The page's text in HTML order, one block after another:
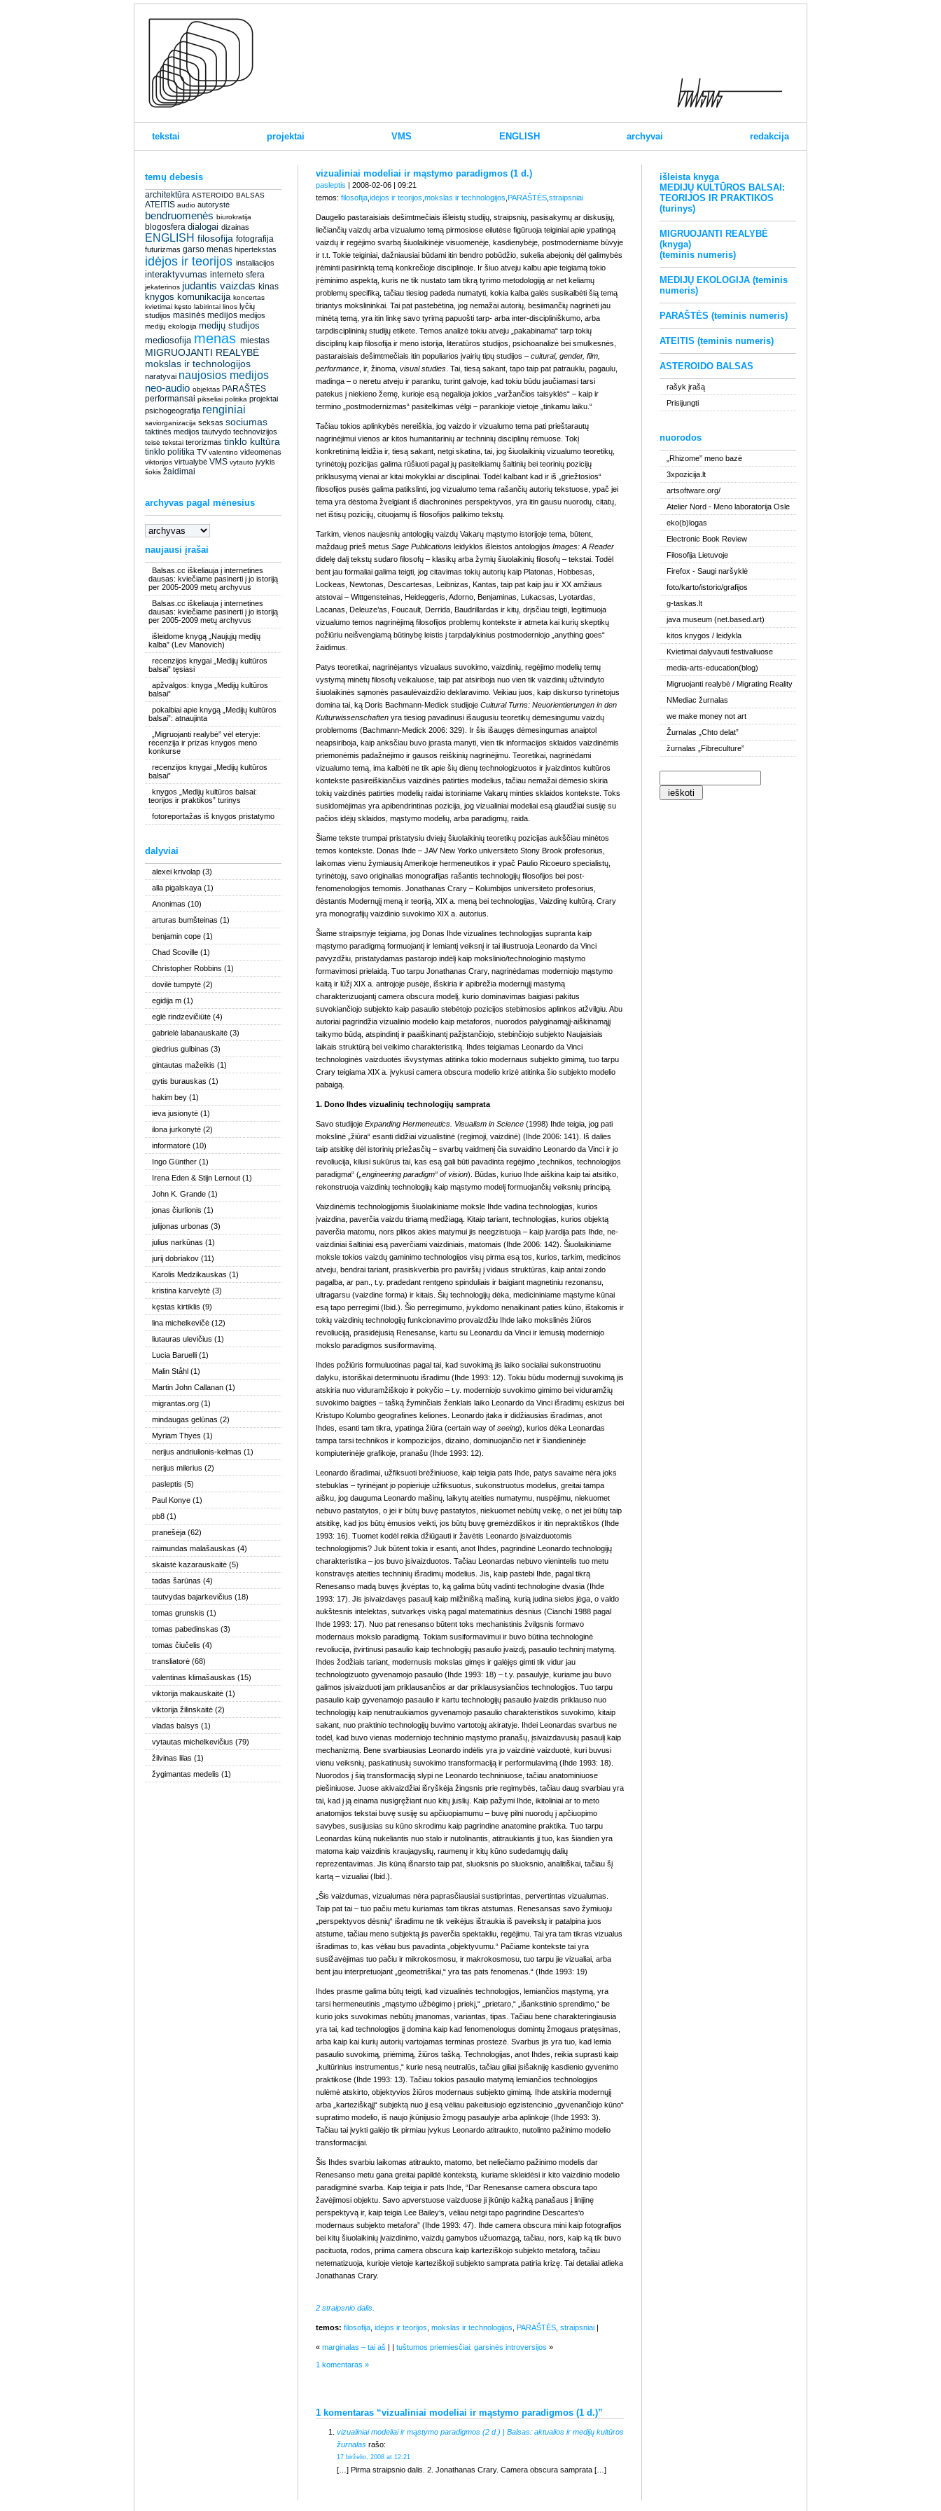
tekstai projektai VMS ENGLISH archyvai redakcija
temų debesis
architektūra ASTEROIDO BALSAS
ATEITIS audio autorystė
bendruomenės biurokratija
blogosfera dialogai dizainas
ENGLISH filosofija fotografija
futurizmas garso menas hipertekstas
idėjos ir teorijos instaliacijos
interaktyvumas interneto sfera
jekaterinos judantis vaizdas kinas
knygos komunikacija koncertas
kvietimai kęsto labirintai linos lyčių
studijos masinės medijos medijos
medijų ekologija medijų studijos
mediosofija menas miestas
MIGRUOJANTI REALYBĖ
mokslas ir technologijos
naratyvai naujosios medijos
neo-audio objektas PARAŠTĖS
performansai pikseliai politika projektai
psichogeografija renginiai
saviorganizacija seksas sociumas
taktinės medijos tautvydo technovizijos
teisė tekstai terorizmas tinklo kultūra
tinklo politika TV valentino videomenas
viktorijos virtualybė VMS vytauto įvykis
šokis žaidimai
archyvas pagal mėnesius
naujausi įrašai
Balsas.cc iškeliauja į internetines
dausas: kviečiame pasinerti į jo istoriją
per 2005-2009 metų archyvus
Balsas.cc iškeliauja į internetines
dausas: kviečiame pasinerti į jo istoriją
per 2005-2009 metų archyvus
išleidome knygą „Naujųjų medijų
kalba” (Lev Manovich)
recenzijos knygai „Medijų kultūros
balsai” tęsiasi
apžvalgos: knyga „Medijų kultūros
balsai”
pokalbiai apie knygą „Medijų kultūros
balsai”: atnaujinta
„Migruojanti realybė” vėl eteryje:
recenzija ir prizas knygos meno
konkurse
recenzijos knygai „Medijų kultūros
balsai”
knygos „Medijų kultūros balsai:
teorijos ir praktikos” turinys
fotoreportažas iš knygos pristatymo
dalyviai
alexei krivolap (3)
alla pigalskaya (1)
Anonimas (10)
arturas bumšteinas (1)
benjamin cope (1)
Chad Scoville (1)
Christopher Robbins (1)
dovilė tumpytė (2)
egidija m (1)
eglė rindzevičiūtė (4)
gabrielė labanauskaitė (3)
giedrius gulbinas (3)
gintautas mažeikis (1)
gytis burauskas (1)
hakim bey (1)
ieva jusionytė (1)
ilona jurkonytė (2)
informatorė (10)
Ingo Günther (1)
Irena Eden & Stijn Lernout (1)
John K. Grande (1)
jonas čiurlionis (1)
julijonas urbonas (3)
julius narkūnas (1)
jurij dobriakov (11)
Karolis Medzikauskas (1)
kristina karvelytė (3)
kęstas kirtiklis (9)
lina michelkevičė (12)
liutauras ulevičius (1)
Lucia Baruelli (1)
Malin Ståhl (1)
Martin John Callanan (1)
migrantas.org (1)
mindaugas gelūnas (2)
Myriam Thyes (1)
nerijus andriulionis-kelmas (1)
nerijus milerius (2)
pasleptis (5)
Paul Konye (1)
pb8 (1)
pranešėja (62)
raimundas malašauskas (4)
skaistė kazarauskaitė (5)
tadas šarūnas (4)
tautvydas bajarkevičius (18)
tomas grunskis (1)
tomas pabedinskas (3)
tomas čiučelis (4)
transliatorė (68)
valentinas klimašauskas (15)
viktorija makauskaitė (1)
viktorija žilinskaitė (2)
vladas balsys (1)
vytautas michelkevičius (79)
žilvinas lilas (1)
žygimantas medelis (1)
išleista knyga
MEDIJŲ KULTŪROS BALSAI:
TEORIJOS IR PRAKTIKOS
(turinys)
MIGRUOJANTI REALYBĖ
(knyga)
(teminis numeris)
MEDIJŲ EKOLOGIJA (teminis
numeris)
PARAŠTĖS (teminis numeris)
ATEITIS (teminis numeris)
ASTEROIDO BALSAS
rašyk įrašą
Prisijungti
nuorodos
„Rhizome” meno bazė
3xpozicija.lt
artsoftware.org/
Atelier Nord - Meno laboratorija Osle
eko(b)logas
Electronic Book Review
Filosofija Lietuvoje
Firefox - Saugi naršyklė
foto/karto/istorio/grafijos
g-taskas.lt
java museum (net.based.art)
kitos knygos / leidykla
Kvietimai dalyvauti festivaliuose
media-arts-education(blog)
Migruojanti realybė / Migrating Reality
NMediac žurnalas
we make money not art
Žurnalas „Chto delat”
žurnalas „Fibreculture”
vizualiniai modeliai ir mąstymo paradigmos (1 d.)
pasleptis | 2008-02-06 | 09:21
temos: filosofija idėjos ir teorijos mokslas ir technologijos PARAŠTĖS straipsniai
Daugelio pastaraisiais dešimtmečiais išleistų studijų, straipsnių, pasisakymų ar diskusijų,
liečiančių vaizdų arba vizualumo temą pirmosiose eilutėse figūruoja teiginiai apie ypatingą
vaizdų ir regėjimo svarbą šiuolaikinėje visuomenėje, kasdienybėje, postmoderniame būvyje
ir t.t. Tokie teiginiai, dažniausiai būdami itin bendro pobūdžio, sukelia abejonių dėl galimybės
įrėminti pasirinktą temą konkrečioje disciplinoje. Ir šiuo atveju kalbu apie teigiamą tokio
įrėminimo aspektą, kuris ne tik nustato tam tikrą tyrimo metodologiją ar net keliamų
problemų specifiką, tačiau tiesiog padeda numatyti, kokia kalba galės susikalbėti šią temą
tiriantys mokslininkai. Tai pat pastebėtina, jog nemažai autorių, besiimančių nagrinėti jau
minėtą temą, yra itin linkę savo tyrimą papuošti tarp- arba inter-discipliniškumo, arba
tarpdisciplininių studijų etikete. Temos analizė tokiu atveju „pakabinama“ tarp tokių
disciplinų kaip filosofija ir meno istorija, literatūros studijos, psichoanalizė bei smulkesnės,
pastaraisiais dešimtmečiais itin populiarios įvairių tipų studijos – cultural, gender, film,
performance , ir, žinoma, visual studies . Tai, tiesą sakant, tapo taip pat patrauklu, pagaulu,
madinga – o neretu atveju ir paranku, turint galvoje, kad tokiu būdu jaučiamasi tarsi
patekus į niekieno žemę, kurioje esą negalioja jokios „varžančios taisyklės“ – kaip ir
termino „postmodernizmas“ pasitelkimas vėlgi – parankioje vietoje „tinkamu laiku.“
Tačiau tokios aplinkybės nereiškia, jog vaizdo ir vizualumo tema pati prieštarautų
nagrinėjimui vienos ar kitos humanitarinių ar techninių disciplinų rėmuose. Tokį
konkretinimą leidžia ir, tiesą sakant, netgi skatina, tai, jog šiuolaikinių vizualumo teoretikų,
tyrinėtojų pozicijas galima rūšiuoti pagal jų pasitelkiamų šaltinių bei teorinių pozicijų
priklausymą vienai ar kitai mokyklai ar disciplinai. Todėl kalbant kad ir iš „griežtosios“
filosofijos pusės galima patikslinti, jog vizualumo tema rašančių autorių tekstuose, ypač jei
tema yra dėstoma žvelgiant iš diachroninės perspektyvos, yra itin gausu nuorodų, citatų,
net ištisų pozicijų, cituojamų iš filosofijos palikimo tekstų.
Tarkim, vienos naujesnių antologijų vaizdų Vakarų mąstymo istorijoje tema, būtent,
maždaug prieš metus Sage Publications leidyklos išleistos antologijos Images: A Reader
didelę dalį tekstų sudaro filosofų – klasikų arba žymių šiuolaikinių filosofų – tekstai. Todėl
bent jau formaliai galima teigti, jog citavimas tokių autorių kaip Platonas, Hobbesas,
Lockeas, Newtonas, Descartesas, Leibnizas, Kantas, taip pat kaip jau ir XX amžiaus
atstovai – Wittgensteinas, Heideggeris, Adorno, Benjaminas, Lukacsas, Lyotardas,
Lacanas, Deleuze’as, Foucault, Derrida, Baudrillardas ir kitų, drįsčiau teigti, legitimuoja
vizualumo temos nagrinėjimą filosofijos problemų kontekste ir atmeta kai kurių skeptikų
požiūriu neišvengiamą būtinybę leistis į tarpdalykinius postmoderniojo „anything goes“
žaidimus.
Patys teoretikai, nagrinėjantys vizualaus suvokimo, vaizdinių, regėjimo modelių temų
vystymą minėtų filosofų veikaluose, taip pat atsiriboja nuo vien tik vaizdinių užtvindyto
šiuolaikinės sąmonės pasaulėvaizdžio deklaravimo. Veikiau juos, kaip diskurso tyrinėtojus
domina tai, ką Doris Bachmann-Medick studijoje Cultural Turns: Neuorientierungen in den
Kulturwissenschaften yra tiesiog pavadinusi išaugusiu teoretikų dėmesingumu vaizdų
problemoms (Bachmann-Medick 2006: 329). Ir šis išaugęs dėmesingumas anaiptol
neapsiriboja, kaip anksčiau buvo įprasta manyti, vien tik informacijos sklaidos vaizdinėmis
priemonėmis padažnėjimo ir gausos reiškinių nagrinėjimu. Teoretikai, nagrinėdami
vizualumo temą, ima kalbėti ne tik apie šių dienų technologizuotos ir įvaizdintos kultūros
kontekste pasireiškiančius vaizdinės patirties modelius, tačiau nemažai dėmesio skiria
tokių vaizdinės patirties modelių raidai istoriniame Vakarų minties sklaidos kontekste. Toks
susidomėjimas yra apibendrintinas pozicija, jog vizualiniai modeliai esą glaudžiai susiję su
pačios idėjų sklaidos, mąstymo modelių, arba paradigmų, raida.
Šiame tekste trumpai pristatysiu dviejų šiuolaikinių teoretikų pozicijas aukščiau minėtos
temos kontekste. Donas Ihde – JAV New Yorko universiteto Stony Brook profesorius,
laikomas vienu žymiausių Amerikoje hermeneutikos ir ypač Paulio Ricoeuro specialistų,
tyrinėtojų, savo originalias monografijas rašantis technologijų filosofijos bei post-
fenomenologijos temomis. Jonathanas Crary – Kolumbijos universiteto profesorius,
dėstantis Modernųjį meną ir teoriją, XIX a. meną bei technologijas, Vaizdinę kultūrą. Crary
yra monografijų vaizdinio suvokimo XIX a. autorius.
Šiame straipsnyje teigiama, jog Donas Ihde vizualines technologijas supranta kaip
mąstymo paradigmą formuojantį ir lemiantį veiksnį ir tai iliustruoja Leonardo da Vinci
pavyzdžiu, pristatydamas pastarojo indėlį kaip mokslinio/technologinio mąstymo
formavimosi prielaidą. Tuo tarpu Jonathanas Crary, nagrinėdamas moderniojo mąstymo
kaitą ir lūžį XIX a. antrojoje pusėje, išskiria ir apibrėžia modernųjį mastymą
charakterizuojantį camera obscura modelį, kurio dominavimas baigiasi pakitus
suvokiančiojo subjekto kaip pasaulio stebėtojo pozicijos stebimosios aplinkos atžvilgiu. Abu
autoriai pagrindžia vizualinio modelio kaip metaforos, nuorodos palyginamąjį-aiškinamąjį
taikymo būdą, atspindintį ir paaiškinantį pažįstančiojo, stebinčiojo subjekto Naujaisiais
laikais struktūrą bei veikimo charakteristiką. Ihdes teigiamas Leonardo da Vinci
technologinės vaizduotės išvystymas atitinka tokio modernaus subjekto gimimą, tuo tarpu
Crary teigiama XIX a. įvykusi camera obscura modelio krizė atitinka šio subjekto modelio
pabaigą.
1. Dono Ihdes vizualinių technologijų samprata
Savo studijoje Expanding Hermeneutics. Visualism in Science (1998) Ihde teigia, jog pati
mokslinė „žiūra“ esanti didžiai vizualistinė (regimoji, vaizdinė) (Ihde 2006: 141). Iš dalies
taip atsitikę dėl istorinių priežasčių – svarbų vaidmenį čia suvaidino Leonardo da Vinci ir jo
revoliucija, kilusi sukūrus tai, kas esą gali būti pavadinta regėjimo „technikos, technologijos
paradigma“ ( „engineering paradigm“ of vision). Būdas, kuriuo Ihde aiškina kaip tai atsitiko,
rekonstruoja vaizdinių technologijų kaip mąstymo modelį formuojančių veiksnių principą.
Vaizdinėmis technologijomis šiuolaikiniame moksle Ihde vadina technologijas, kurios
įvaizdina, paverčia vaizdu tiriamą medžiagą. Kitaip tariant, technologijas, kurios objektą
paverčia matomu, nors plikos akies matymui jis neegzistuoja – kaip įvardija pats Ihde, ne-
vaizdiniai šaltiniai esą paverčiami vaizdiniais, matomais (Ihde 2006: 142). Šiuolaikiniame
moksle tokios vaizdų gaminimo technologijos visų pirma esą tos, kurios, tarkim, medicinos
atveju, bendrai tariant, prasiskverbia pro paviršių į vidaus struktūras, kaip antai zondo
pagalba, ar pan., t.y. pradedant rentgeno spinduliais ir baigiant magnetiniu rezonansu,
ultragarsu (vaizdine forma) ir kitais. Šių technologijų dėka, medicininiame mąstyme kūnai
esą tapo perregimi (Ibid.). Šio perregimumo, įvykdomo nenaikinant paties kūno, ištakomis ir
tokių vaizdinių technologijų funkcionavimo provaizdžiu Ihde laiko mokslinės žiūros
revoliuciją, prasidėjusią Renesanse, kartu su Leonardu da Vinci ir lėmusią moderniojo
mokslo paradigmos susiformavimą.
Ihdes požiūris formuluotinas pagal tai, kad suvokimą jis laiko socialiai sukonstruotinu
dalyku, istoriškai determinuotu išradimu (Ihde 1993: 12). Tokiu būdu modernųjį suvokimą jis
atskiria nuo viduramžiškojo ir pokyčio – t.y. moderniojo suvokimo gimimo bei viduramžių
suvokimo baigties – tašką žyminčiais ženklais laiko Leonardo da Vinci išradimų eskizus bei
Kristupo Kolumbo geografines keliones. Leonardo įtaka ir didžiausias išradimas, anot
Ihdes, esanti tam tikra, ypatinga žiūra (certain way of seeing), kurios dėka Leonardas
tampa tarsi technikos ir kompozicijos, dizaino, dominuojančio net ir šiandieninėje
kompiuterinėje grafikoje, pranašu (Ihde 1993: 12).
Leonardo išradimai, užfiksuoti brėžiniuose, kaip teigia pats Ihde, patys savaime nėra joks
stebuklas – tyrinėjant jo popieriuje užfiksuotus, sukonstruotus modelius, greitai tampa
aišku, jog dauguma Leonardo mašinų, laikytų ateities numatymu, nuspėjimu, niekuomet
nebuvo pastatytos, o jei ir būtų buvę pastatytos, niekuomet nebūtų veikę, o net jei būtų taip
atsitikę, kad jos būtų ėmusios veikti, jos būtų buvę gremėzdiškos ir itin nepraktiškos (Ihde
1993: 16). Tuomet kodėl reikia džiūgauti ir žavėtis Leonardo įsivaizduotomis
technologijomis? Juk būtent tokia ir esanti, anot Ihdes, pagrindinė Leonardo technologijų
charakteristika – jos buvo įsivaizduotos. Tačiau Leonardas nebuvo vienintelis tuo metu
konstravęs ateities techninių išradimų modelius. Jis, kaip pastebi Ihde, pagal tikrą
Renesanso madą buvęs įkvėptas to, ką galima būtų vadinti technologine dvasia (Ihde
1993: 17). Jis įsivaizdavęs pasaulį kaip milžinišką mašiną, kurią judina sielos jėga, o valdo
aukštesnis intelektas, sutvarkęs viską pagal matematinius dėsnius (Cianchi 1988 pagal
Ihde 1993: 17). Nuo pat renesanso būtent toks mechanistinis žvilgsnis formavo
modernaus mokslo paradigmą. Tokiam susiformavimui ir buvo būtina technologinė
revoliucija, įtvirtinusi pasaulio kaip technologijų pasaulio įvaizdį, pasaulio techninį matymą.
Ihdes žodžiais tariant, modernusis mokslas gimęs ir galėjęs gimti tik vidur jau
technologizuoto gyvenamojo pasaulio (Ihde 1993: 18) – t.y. pasaulyje, kuriame jau buvo
galimos įsivaizduoti jam priklausančios ar dar priklausysiančios technologijos. Tuo tarpu
pasaulio kaip gyvenamojo pasaulio ir kartu technologijų pasaulio įvaizdis priklauso nuo
technologijų kaip nenutraukiamos gyvenamojo pasaulio charakteristikos suvokimo, kitaip
sakant, nuo praktinio technologijų buvimo vartotojų akiratyje. Ihdei Leonardas svarbus ne
todėl, kad buvo vienas moderniojo techninio mąstymo pranašų, įsivaizdavusių pasaulį kaip
mechanizmą. Bene svarbiausias Leonardo indėlis yra jo vaizdinė vaizduotė, kuri buvusi
vienu veiksnių, paskatinusių suvokimo transformaciją ir performulavimą (Ihde 1993: 18).
Nuorodos į šią transformaciją slypi ne Leonardo techniniuose, tačiau anatominiuose
piešiniuose. Juose akivaizdžiai išryškėja žingsnis prie regimybės, tačiau daug svarbiau yra
tai, kad į ją einama nusigręžiant nuo kitų juslių. Kaip pažymi Ihde, ikitoliniai ar to meto
anatomijos tekstai buvę susiję su apčiuopiamumu – buvę pilni nuorodų į apčiuopimo
savybes, susijusias su kūno skrodimu kaip pagrindine anatomine praktika. Tuo tarpu
Leonardas kūną nukeliantis nuo stalo ir nutolinantis, atitraukiantis jį tuo, kas šiandien yra
matoma kaip vaizdinis kraujagyslių, raumenų ir kitų kūno sudedamųjų dalių
reprezentavimas. Jis kūną išnarsto taip pat, sluoksnis po sluoksnio, analitiškai, tačiau šį
kartą – vizualiai (Ibid.).
„Šis vaizdumas, vizualumas nėra paprasčiausiai sustiprintas, pervertintas vizualumas.
Taip pat tai – tuo pačiu metu kuriamas tam tikras atstumas. Renesansas savo žymiuoju
„perspektyvos dėsnių“ išradimu ne tik veikėjus ištraukia iš paveikslų ir patalpina juos
atstume, tačiau meno subjektą jis paverčia spektakliu, regėjimu. Tai yra tam tikras vizualus
išradimas to, kas vėliau bus pavadinta „objektyvumu.“ Pačiame kontekste tai yra
susižavėjimas tuo pačiu ir mikrokosmosu, ir makrokosmosu, tuo tarpu jie vizualiai, arba
bent jau interpretuojant „geometriškai,“ yra tas pats fenomenas.“ (Ihde 1993: 19)
Ihdes prasme galima būtų teigti, kad vizualinės technologijos, lemiančios mąstymą, yra
tarsi hermeneutinis „mąstymo užbėgimo į priekį,“ „prietaro,“ „išankstinio sprendimo,“ be
kurio joks suvokimas nebūtų įmanomas, variantas, tipas. Tačiau bene charakteringiausia
yra tai, kad technologijos jį domina kaip kad fenomenologus domintų žmogaus pratęsimas,
arba kaip kai kurių autorių vartojamas terminas prostezė. Svarbus jis yra tuo, kad lemia
pasaulio suvokimą, priėmimą, žiūros tašką. Technologijas, anot Ihdes, reikia suprasti kaip
„kultūrinius instrumentus,“ kurie nesą neutralūs, tačiau giliai įsišakniję kasdienio gyvenimo
praktikose (Ihde 1993: 13). Tačiau tokios pasaulio matymą lemiančios technologijos
nulėmė atskirto, objektyvios žiūros modernaus subjekto gimimą. Ihde atskiria modernųjį
arba „karteziškąjį“ subjektą nuo jį esą vėliau pakeitusiojo egzistencinio „gyvenančiojo kūno“
supratimo modelio, iš naujo įkūnijusio žmogų pasaulyje arba aplinkoje (Ihde 1993: 3).
Tačiau tai įvykti galėjo tik pirmiau įvykus Leonardo atitraukto, nutolinto pažinimo modelio
transformacijai.
Šis Ihdes svarbiu laikomas atitraukto, matomo, bet neliečiamo pažinimo modelis dar
Renesanso metu gana greitai papildė kontekstą, kuriame skleidėsi ir kito vaizdinio modelio
paradigminė svarba. Kaip teigia ir pats Ihde, “Dar Renesanse camera obscura tapo
žavėjimosi objektu. Savo apverstuose vaizduose ji įkūnijo kažką panašaus į linijinę
perspektyvą ir, kaip teigia Lee Bailey‘s, vėliau netgi tapo pagrindine Descartes‘o
modernaus subjekto metafora” (Ihde 1993: 47). Ihde camera obscura mini kaip fotografijos
bei kitų šiuolaikinių įvaizdinimo, vaizdų gamybos užuomazgą, tačiau, nors, kaip ką tik buvo
pacituota, rodos, priima camera obscura kaip karteziškojo subjekto metaforą, tačiau
netematizuoja, kurioje vietoje karteziškoji subjekto samprata patiria krizę. Tai detaliai atlieka
Jonathanas Crary.
2 straipsnio dalis.
temos: filosofija idėjos ir teorijos mokslas ir technologijos PARAŠTĖS straipsniai |
« marginalas – tai aš | | tuštumos priemiesčiai: garsinės introversijos »
1 komentaras »
1 komentaras “vizualiniai modeliai ir mąstymo paradigmos (1 d.)”
vizualiniai modeliai ir mąstymo paradigmos (2 d.) | Balsas: aktualios ir medijų kultūros
žurnalas rašo:
17 birželio, 2008 at 12:21
[…] Pirma straipsnio dalis. 2. Jonathanas Crary. Camera obscura samprata […]